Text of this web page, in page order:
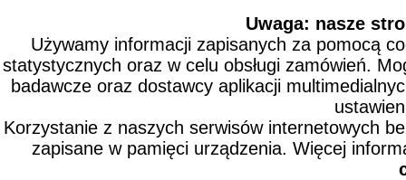
Uwaga: nasze
Używamy informacji zapisanych za pomocą
statystycznych oraz w celu obsługi zamówień.
badawcze oraz dostawcy aplikacji
Korzystanie z naszych serwisów internetowych
zapisane w pamięci urządzenia. Więcej